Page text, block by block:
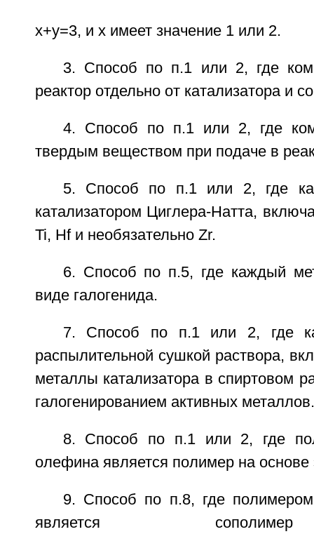
x+y=3, и x имеет значение 1 или 2.
3. Способ по п.1 или 2, где
реактор отдельно от катализатора и
4. Способ по п.1 или 2, где
твердым веществом при подаче в
5. Способ по п.1 или 2, где
катализатором Циглера-Натта,
Ti, Hf и необязательно Zr.
6. Способ по п.5, где каждый
виде галогенида.
7. Способ по п.1 или 2, где
распылительной сушкой раствора,
металлы катализатора в спиртовом
галогенированием активных металлов.
8. Способ по п.1 или 2, где
олефина является полимер на основе
9. Способ по п.8, где
является